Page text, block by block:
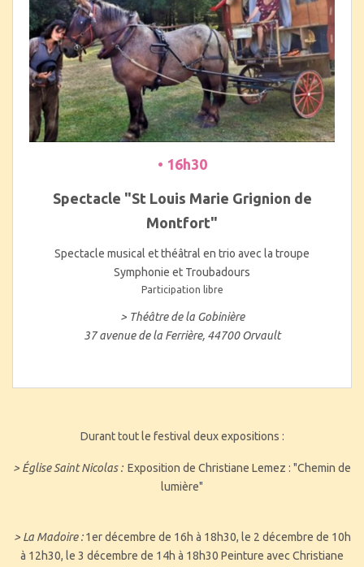
• 16h30
Spectacle "St Louis Marie Grignion de
Montfort"
Spectacle musical et théâtral en trio avec la troupe
Symphonie et Troubadours
Participation libre
> Théâtre de la Gobinière
37 avenue de la Ferrière, 44700 Orvault
Durant tout le festival deux expositions :
> Église Saint Nicolas : Exposition de Christiane Lemez : "Chemin de
lumière"
> La Madoire :1er décembre de 16h à 18h30, le 2 décembre de 10h
à 12h30, le 3 décembre de 14h à 18h30 Peinture avec Christiane